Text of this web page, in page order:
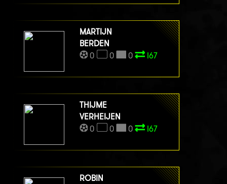
MARTIJN
BERDEN
0
0 0 I67
THIJME
VERHEIJEN
0
0 0 I67
ROBIN